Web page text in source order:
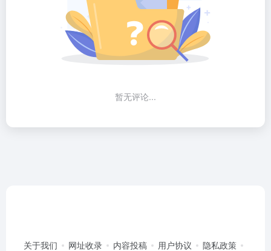
暂无评论...
关于我们 网址收录 内容投稿 用户协议
隐私政策